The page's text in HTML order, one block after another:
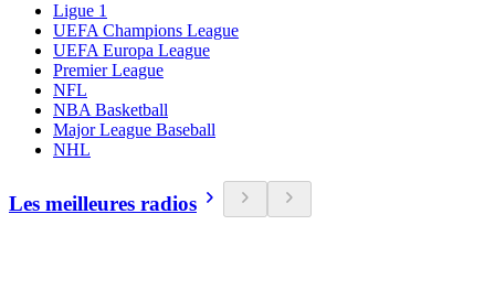
Ligue 1
UEFA Champions League
UEFA Europa League
Premier League
NFL
NBA Basketball
Major League Baseball
NHL
Les meilleures radios